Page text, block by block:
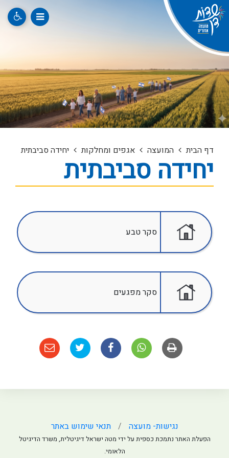
דף הבית המועצה אגפים ומחלקות יחידה סביבתית
יחידה סביבתית
סקר טבע
סקר מפגעים
נגישות- מועצה תנאי שימוש באתר
הפעלת האתר נתמכת כספית על ידי מטה ישראל דיגיטלית, משרד הדיגיטל
הלאומי.